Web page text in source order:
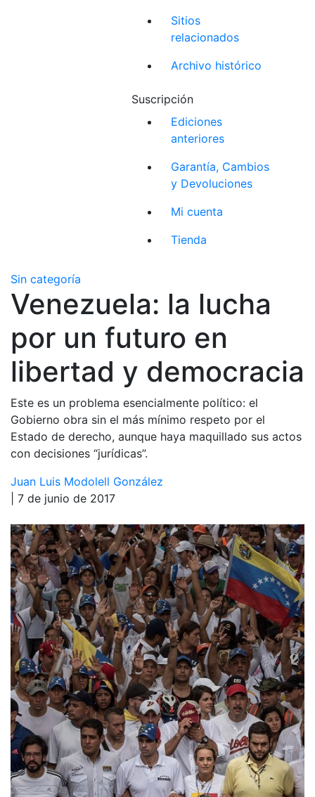
Sitios
relacionados
Archivo histórico
Suscripción
Ediciones
anteriores
Garantía, Cambios
y Devoluciones
Mi cuenta
Tienda
Sin categoría
Venezuela: la lucha
por un futuro en
libertad y democracia
Este es un problema esencialmente político: el
Gobierno obra sin el más mínimo respeto por el
Estado de derecho, aunque haya maquillado sus actos
con decisiones “jurídicas”.
Juan Luis Modolell González
| 7 de junio de 2017